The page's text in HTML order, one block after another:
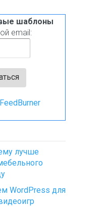
шаблоны
email:
FeedBurner
лучше
WordPress для